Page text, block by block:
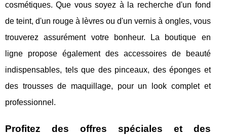
cosmétiques. Que vous soyez à la recherche d'un fond
de teint, d'un rouge à lèvres ou d'un vernis à ongles, vous
trouverez assurément votre bonheur. La boutique en
ligne propose également des accessoires de beauté
indispensables, tels que des pinceaux, des éponges et
des trousses de maquillage, pour un look complet et
professionnel.
Profitez des offres spéciales et des